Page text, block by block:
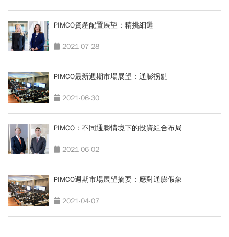
PIMCO資產配置展望：精挑細選
2021-07-28
PIMCO最新週期市場展望：通膨拐點
2021-06-30
PIMCO：不同通膨情境下的投資組合布局
2021-06-02
PIMCO週期市場展望摘要：應對通膨假象
2021-04-07